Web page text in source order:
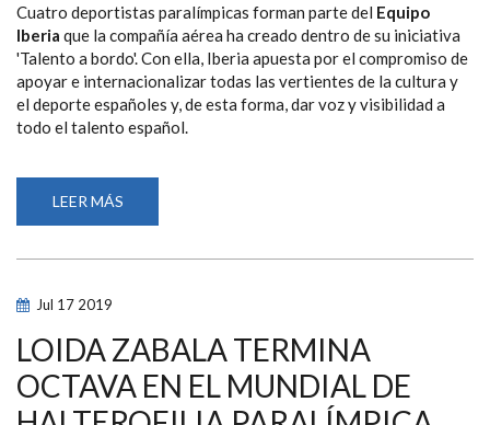
Cuatro deportistas paralímpicas forman parte del Equipo
Iberia que la compañía aérea ha creado dentro de su iniciativa
'Talento a bordo'. Con ella, Iberia apuesta por el compromiso de
apoyar e internacionalizar todas las vertientes de la cultura y
el deporte españoles y, de esta forma, dar voz y visibilidad a
todo el talento español.
LEER MÁS
MORAL,
DELGADO
SE
INCORPORAN
AL
EQUIPO
IBERIA
Jul 17 2019
LOIDA ZABALA TERMINA
OCTAVA EN EL MUNDIAL DE